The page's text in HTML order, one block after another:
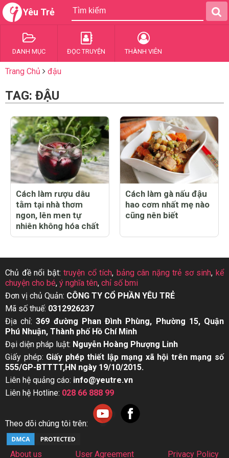
Yêu Trẻ
DANH MỤC ĐỌC TRUYỆN THÀNH VIÊN
Trang Chủ đậu
TAG: ĐẬU
Cách làm rượu dâu
tằm tại nhà thơm
ngon, lên men tự
nhiên không hóa chất
Cách làm gà nấu đậu
hao cơm nhất mẹ nào
cũng nên biết
Chủ đề nổi bật:truyện cổ tích, bảng cân nặng trẻ sơ sinh,kể
chuyện cho bé, ý nghĩa tên, chỉ số bmi
Đơn vị chủ Quản: CÔNG TY CỔ PHẦN YÊU TRẺ
Mã số thuế: 0312926237
Địa chỉ:369 đường Phan Đình Phùng, Phường 15, Quận
Phú Nhuận, Thành phố Hồ Chí Minh
Đại diện pháp luật: Nguyễn Hoàng Phượng Linh
Giấy phép: Giấy phép thiết lập mạng xã hội trên mạng số
555/GP-BTTTT,HN ngày 19/10/2015.
Liên hệ quảng cáo: info@yeutre.vn
Liên hệ Hotline: 028 66 888 99
Theo dõi chúng tôi trên:
About us User Agreement Privacy Policy